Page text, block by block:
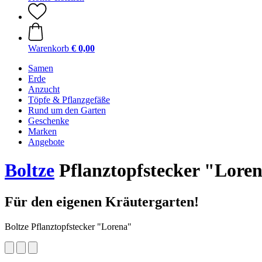
Warenkorb € 0,00
Samen
Erde
Anzucht
Töpfe & Pflanzgefäße
Rund um den Garten
Geschenke
Marken
Angebote
Boltze Pflanztopfstecker
Für den eigenen Kräutergarten!
Boltze Pflanztopfstecker "Lorena"